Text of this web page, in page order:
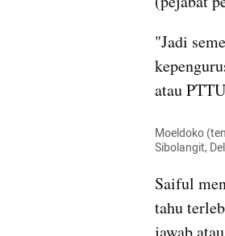
"Jadi
atau
Moeldoko
Sibolangit,
Saiful
tahu
jawab